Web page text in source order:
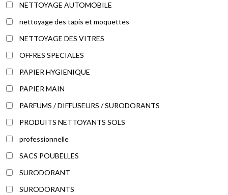
NETTOYAGE AUTOMOBILE
nettoyage des tapis et moquettes
NETTOYAGE DES VITRES
OFFRES SPECIALES
PAPIER HYGIENIQUE
PAPIER MAIN
PARFUMS / DIFFUSEURS / SURODORANTS
PRODUITS NETTOYANTS SOLS
professionnelle
SACS POUBELLES
SURODORANT
SURODORANTS